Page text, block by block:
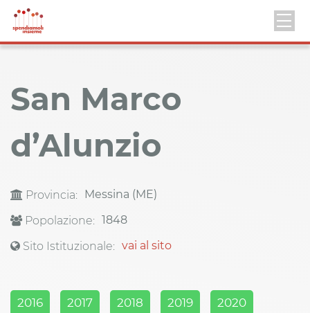
San Marco
d’Alunzio
Provincia:
Messina (ME)
Popolazione: 1848
Sito Istituzionale: vai al sito
2016 2017 2018 2019 2020